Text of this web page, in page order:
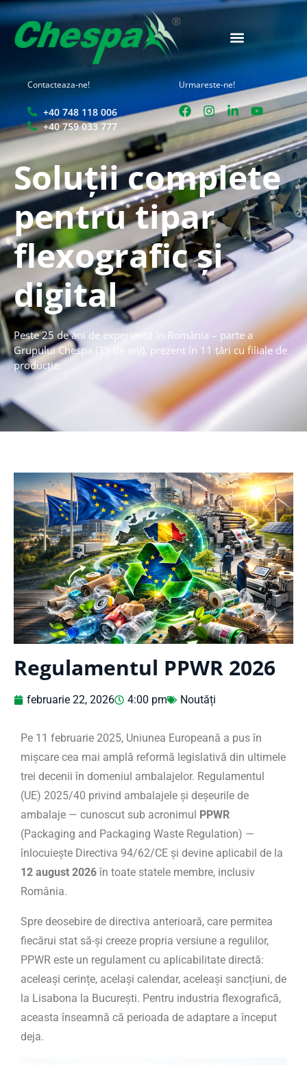
Contacteaza-ne!
+40 748 118 006
+40 759 033 777
Urmareste-ne!
Soluții complete
pentru tipar
flexografic și
digital
Peste 25 de ani de experiență în România – parte a
Grupului Chespa (35 de ani), prezent în 11 țări cu filiale de
producție.
Regulamentul PPWR 2026
februarie 22, 2026 4:00 pm Noutăți
Pe 11 februarie 2025, Uniunea Europeană a pus în
mișcare cea mai amplă reformă legislativă din ultimele
trei decenii în domeniul ambalajelor. Regulamentul
(UE) 2025/40 privind ambalajele și deșeurile de
ambalaje — cunoscut sub acronimul PPWR
(Packaging and Packaging Waste Regulation) —
înlocuiește Directiva 94/62/CE și devine aplicabil de la
12 august 2026 în toate statele membre, inclusiv
România.
Spre deosebire de directiva anterioară, care permitea
fiecărui stat să-și creeze propria versiune a regulilor,
PPWR este un regulament cu aplicabilitate directă:
aceleași cerințe, același calendar, aceleași sancțiuni, de
la Lisabona la București. Pentru industria flexografică,
aceasta înseamnă că perioada de adaptare a început
deja.